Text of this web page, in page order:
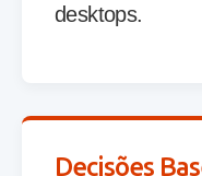
desktops.
Decisões